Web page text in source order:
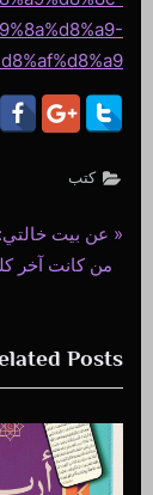
كتب
تصفّح
P
r
i
o
u
s
P
عن بيت خالتي:
N
t
P
o
s
t
من كانت آخر
Posts